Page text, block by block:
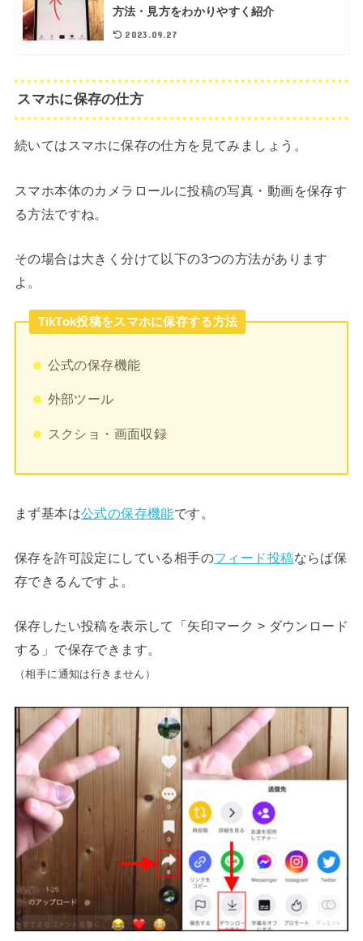
方法・見方をわかりやすく紹介
2023.09.27
スマホに保存の仕方
続いてはスマホに保存の仕方を見てみましょう。
スマホ本体のカメラロールに投稿の写真・動画を保存す
る方法ですね。
その場合は大きく分けて以下の3つの方法があります
よ。
TikTok投稿をスマホに保存する方法
公式の保存機能
外部ツール
スクショ・画面収録
まず基本は公式の保存機能です。
保存を許可設定にしている相手のフィード投稿ならば保
存できるんですよ。
保存したい投稿を表示して「矢印マーク > ダウンロード
する」で保存できます。
（相手に通知は行きません）